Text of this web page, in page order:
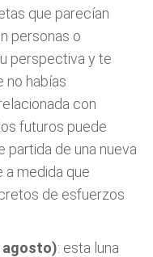
que parecían
personas o
perspectiva y te
no habías
con
futuros puede
partida de una nueva
a medida que
de esfuerzos
agosto): esta luna